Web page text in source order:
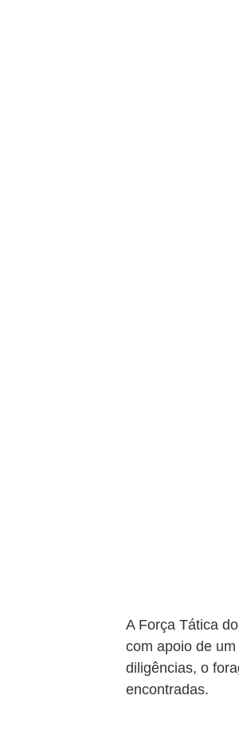
A Força Tática
com apoio de
diligências, o
encontradas.